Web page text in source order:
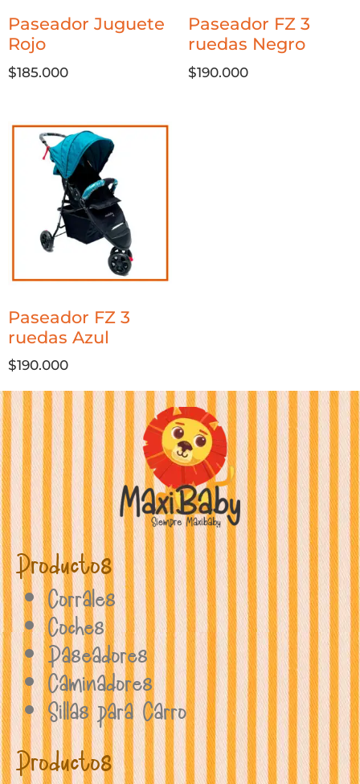
Paseador Juguete
Rojo
$185.000
Paseador FZ 3
ruedas Negro
$190.000
Paseador FZ 3
ruedas Azul
$190.000
Productos
Corrales
Coches
Paseadores
Caminadores
Sillas para Carro
Productos